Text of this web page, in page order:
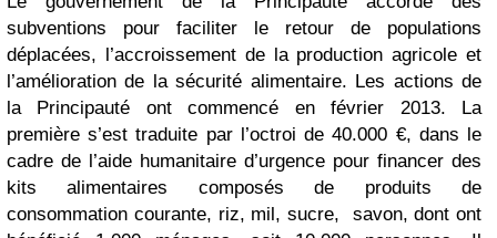
subventions pour faciliter le retour de populations
déplacées, l’accroissement de la production agricole et
l’amélioration de la sécurité alimentaire. Les actions de
la Principauté ont commencé en février 2013. La
première s’est traduite par l’octroi de 40.000 €, dans le
cadre de l’aide humanitaire d’urgence pour financer des
kits alimentaires composés de produits de
consommation courante, riz, mil, sucre, savon, dont ont